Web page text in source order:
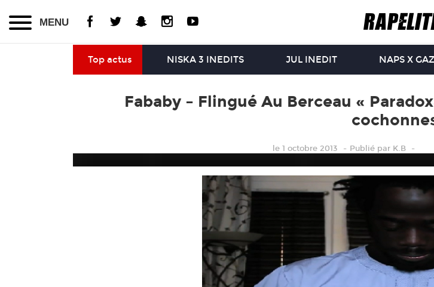
MENU
Top actus NISKA 3 INEDITS JUL INEDIT NAPS X
Fababy – Flingué Au Berceau «
le 1 octobre 2013 Publié par K.B